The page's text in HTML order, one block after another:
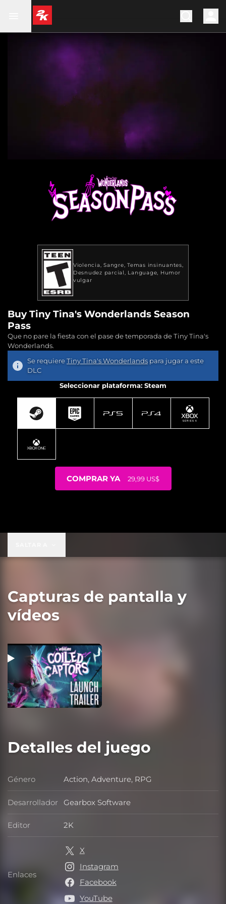
Violencia Sangre Temas insinuantes
Desnudez parcial
Language Humor
vulgar
Buy Tiny Tina's Wonderlands Season
Pass
Que no pare la fiesta con el pase de temporada de Tiny Tina's
Wonderlands.
Se requiereTiny Tina's Wonderlandspara jugar a este
DLC
Seleccionar plataforma: Steam
COMPRAR YA 29,99 US$
Capturas de pantalla y
vídeos
Detalles del juego
Género Género
Action, Adventure, RPG
Desarrollador Desarrollador
Gearbox Software
Editor Editor
2K
Enlaces Enlaces
X
Instagram
Facebook
YouTube